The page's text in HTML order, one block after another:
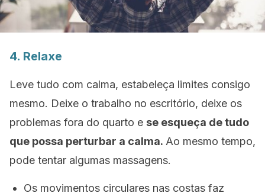
4. Relaxe
Leve tudo com calma, estabeleça limites consigo
mesmo. Deixe o trabalho no escritório, deixe os
problemas fora do quarto e se esqueça de tudo
que possa perturbar a calma. Ao mesmo tempo,
pode tentar algumas massagens.
Os movimentos circulares nas costas faz